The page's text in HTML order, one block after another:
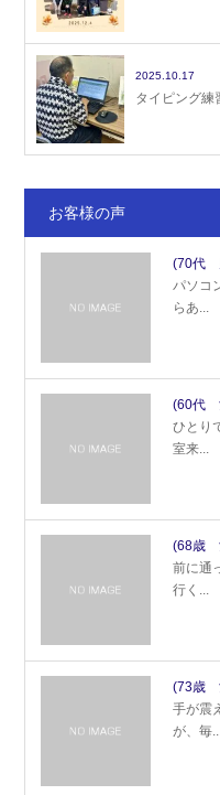
2025.10.17
タイピング練
お客様の声
(70代
パソコ
らあ...
(60代
ひとり
室来...
(68歳
前に通
行く...
(73歳
手が震
が、毎